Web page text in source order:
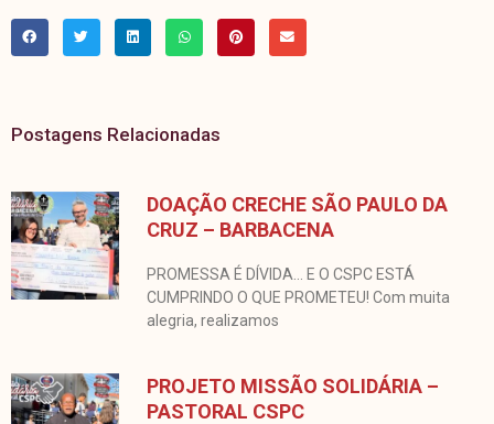
Postagens Relacionadas
DOAÇÃO CRECHE SÃO PAULO DA
CRUZ – BARBACENA
PROMESSA É DÍVIDA… E O CSPC ESTÁ
CUMPRINDO O QUE PROMETEU! Com muita
alegria, realizamos
PROJETO MISSÃO SOLIDÁRIA –
PASTORAL CSPC